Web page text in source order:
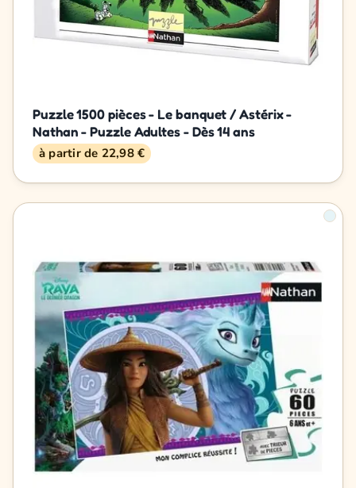
Puzzle 1500 pièces - Le banquet / Astérix -
Nathan - Puzzle Adultes - Dès 14 ans
à partir de 22,98 €